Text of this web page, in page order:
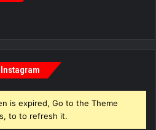
is expired, Go to the Theme
to to refresh it.